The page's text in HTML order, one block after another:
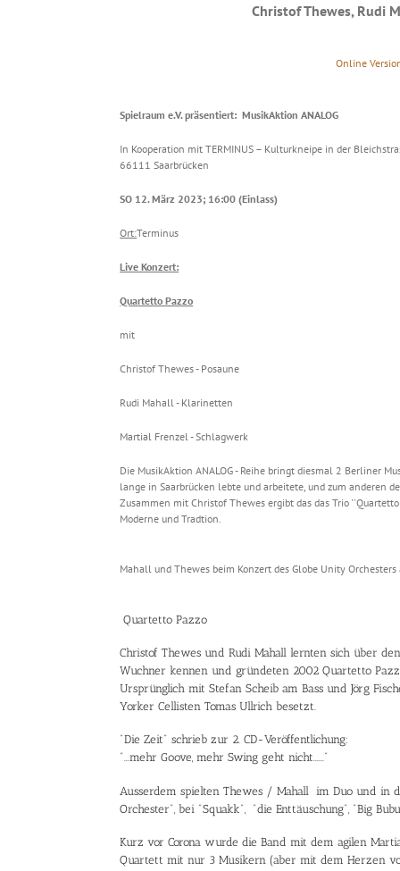
Christof Thewes, Rudi
Online
Spielraum e.V. präsentiert: MusikAktion ANALOG
In Kooperation mit TERMINUS – Kulturkneipe in der
66111 Saarbrücken
SO 12. März 2023; 16:00 (Einlass)
Ort:Terminus
Live Konzert:
Quartetto Pazzo
mit
Christof Thewes - Posaune
Rudi Mahall - Klarinetten
Martial Frenzel - Schlagwerk
Die MusikAktion ANALOG - Reihe bringt diesmal 2 Berliner
lange in Saarbrücken lebte und arbeitete, und zum
Zusammen mit Christof Thewes ergibt das das Trio
Moderne und Tradtion.
Mahall und Thewes beim Konzert des Globe Unity
Quartetto Pazzo
Christof Thewes und Rudi Mahall lernten sich über
Wuchner kennen und gründeten 2002 Quartetto
Ursprünglich mit Stefan Scheib am Bass und Jörg
Yorker Cellisten Tomas Ullrich besetzt.
"Die Zeit" schrieb zur 2. CD-Veröffentlichung:
"...mehr Goove, mehr Swing geht nicht......"
Ausserdem spielten Thewes / Mahall im Duo und in
Orchester", bei "Squakk", "die Enttäuschung", "Big
Kurz vor Corona wurde die Band mit dem agilen
Quartett mit nur 3 Musikern (aber mit dem Herzen